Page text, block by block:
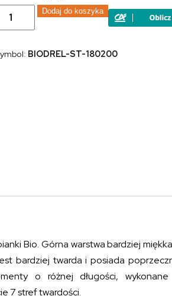
Materac
Dodaj do koszyka
BIODREL-ST-180200
Bio. Górna warstwa bardziej
bardziej twarda i posiada
o różnej długości,
7 stref twardości.